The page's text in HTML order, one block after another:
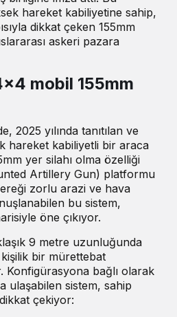
hareket kabiliyetine sahip,
dikkat çeken 155mm
askeri pazara
mobil 155mm
2025 yılında tanıtılan ve
hareket kabiliyetli bir araca
yer silahı olma özelliği
Artillery Gun) platformu
zorlu arazi ve hava
bu sistem,
öne çıkıyor.
9 metre uzunluğunda
bir mürettebat
Konfigürasyona bağlı olarak
ulaşabilen sistem, sahip
çekiyor: